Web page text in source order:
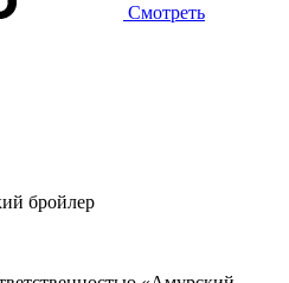
Смотреть
бройлер